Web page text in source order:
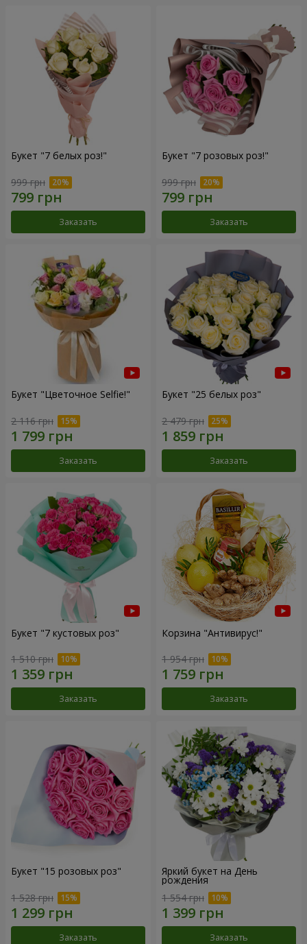
Букет "7 белых роз!"
999 грн
Заказать
Букет "7 розовых роз!"
999 грн
Заказать
Букет "Цветочное Selfie!"
2 116 грн
Заказать
Букет "25 белых роз"
2 479 грн
Заказать
Букет "7 кустовых роз"
1 510 грн
Заказать
Корзина "Антивирус!"
1 954 грн
Заказать
Букет "15 розовых роз"
1 528 грн
Заказать
Яркий букет на День
рождения
1 554 грн
Заказать